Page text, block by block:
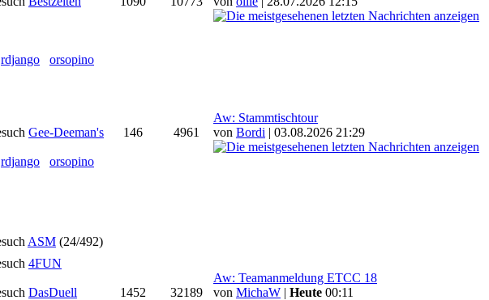
rdjango
orsopino
Gee-Deeman's
rdjango
orsopino
146 4961
Aw: Stammtischtour
von Bordi | 03.08.2026 21:29
ASM (24/492)
4FUN
DasDuell
1452 32189
Aw: Teamanmeldung ETCC 18
von MichaW | Heute 00:11